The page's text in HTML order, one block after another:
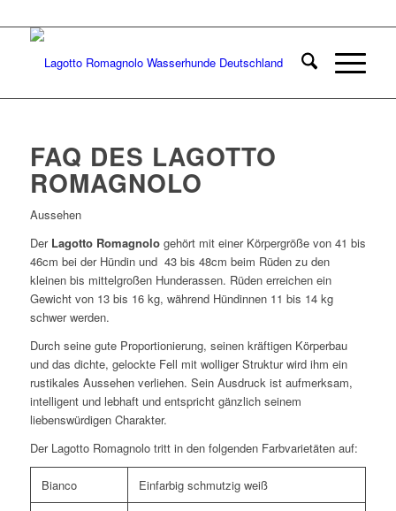
FAQ DES LAGOTTO
ROMAGNOLO
Aussehen
Der Lagotto Romagnologehört mit einer Körpergröße von 41 bis
46cm bei der Hündin und 43 bis 48cm beim Rüden zu den
kleinen bis mittelgroßen Hunderassen. Rüden erreichen ein
Gewicht von 13 bis 16 kg, während Hündinnen 11 bis 14 kg
schwer werden.
Durch seine gute Proportionierung, seinen kräftigen Körperbau
und das dichte, gelockte Fell mit wolliger Struktur wird ihm ein
rustikales Aussehen verliehen. Sein Ausdruck ist aufmerksam,
intelligent und lebhaft und entspricht gänzlich seinem
liebenswürdigen Charakter.
Der Lagotto Romagnolo tritt in den folgenden Farbvarietäten auf:
Bianco Einfarbig schmutzig weiß